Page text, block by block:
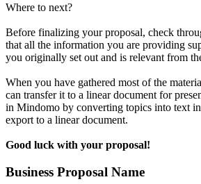
Where to next?
Before finalizing your proposal, check
that all the information you are providing
you originally set out and is relevant from
When you have gathered most of the
can transfer it to a linear document for
in Mindomo by converting topics into text
export to a linear document.
Good luck with your proposal!
Business Proposal Name